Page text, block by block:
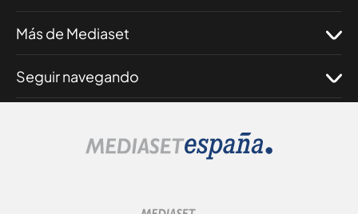
Más de Mediaset
Seguir navegando